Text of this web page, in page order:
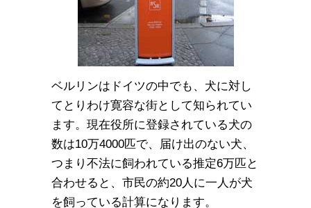
ベルリンはドイツの中でも、犬に対し
てとりわけ寛容な街として知られてい
ます。現在役所に登録されている犬の
数は10万4000匹で、届け出のない犬、
つまり不法に飼われている推定6万匹と
合わせると、市民の約20人に一人が犬
を飼っている計算になります。